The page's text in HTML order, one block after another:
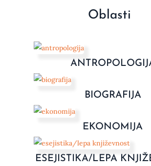
Oblasti
BIOGRAFIJA
EKONOMIJA
ESEJISTIKA/LEPA